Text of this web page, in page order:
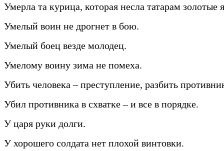
Умерла та курица, которая несла татарам золотые
Умелый воин не дрогнет в бою.
Умелый боец везде молодец.
Умелому воину зима не помеха.
Убить человека – преступление, разбить
Убил противника в схватке – и все в порядке.
У царя руки долги.
У хорошего солдата нет плохой винтовки.